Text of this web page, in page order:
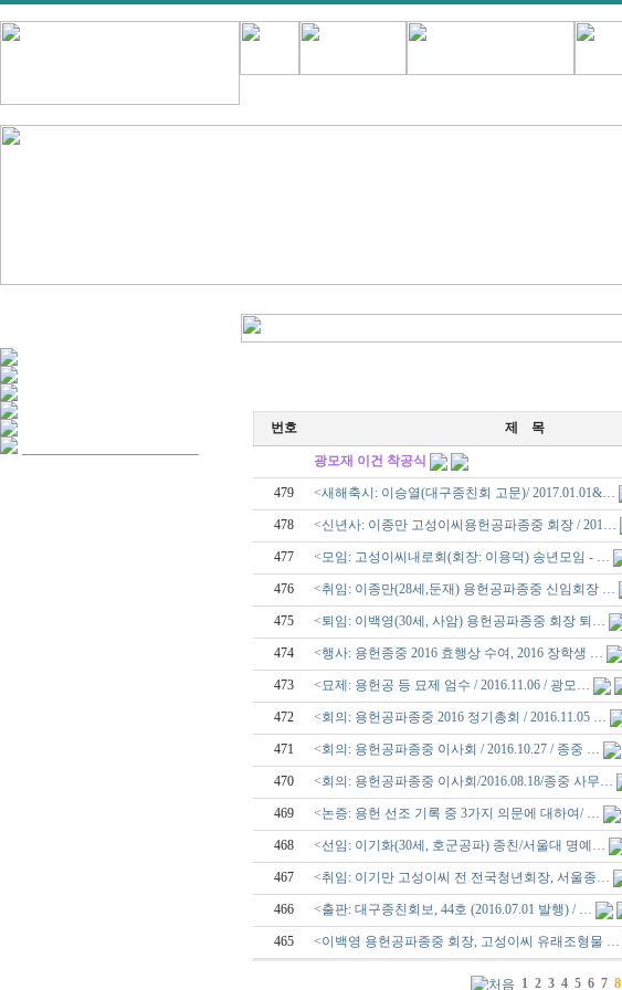
번호 제 목
광모재 이건 착공식
479 <새해축시: 이승열(대구종친회 고문)/ 2017.01.01&…
478 <신년사: 이종만 고성이씨용헌공파종중 회장 / 201…
477 <모임: 고성이씨내로회(회장: 이용덕) 송년모임 - …
476 <취임: 이종만(28세,둔재) 용헌공파종중 신임회장 …
475 <퇴임: 이백영(30세, 사암) 용헌공파종중 회장 퇴…
474 <행사: 용헌종중 2016 효행상 수여, 2016 장학생 …
473 <묘제: 용헌공 등 묘제 엄수 / 2016.11.06 / 광모…
472 <회의: 용헌공파종중 2016 정기총회 / 2016.11.05 …
471 <회의: 용헌공파종중 이사회 / 2016.10.27 / 종중 …
470 <회의: 용헌공파종중 이사회/2016.08.18/종중 사무…
469 <논증: 용헌 선조 기록 중 3가지 의문에 대하여/ …
468 <선임: 이기화(30세, 호군공파) 종친/서울대 명예…
467 <취임: 이기만 고성이씨 전 전국청년회장, 서울종…
466 <출판: 대구종친회보, 44호 (2016.07.01 발행) / …
465 <이백영 용헌공파종중 회장, 고성이씨 유래조형물 …
1 2 3 4 5 6 7 8